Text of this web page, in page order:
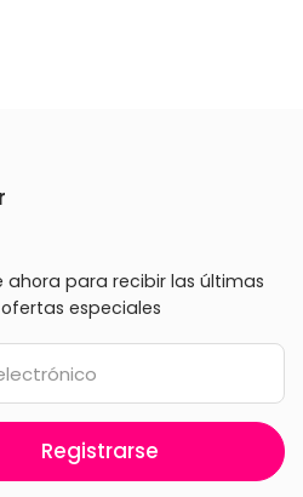
ahora para recibir las últimas
especiales
Registrarse